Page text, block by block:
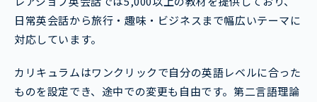
日常英会話から旅行・趣味・ビジネスまで幅広いテーマに
対応しています。
カリキュラムはワンクリックで自分の英語レベルに合った
ものを設定でき、途中での変更も自由です。第二言語理論